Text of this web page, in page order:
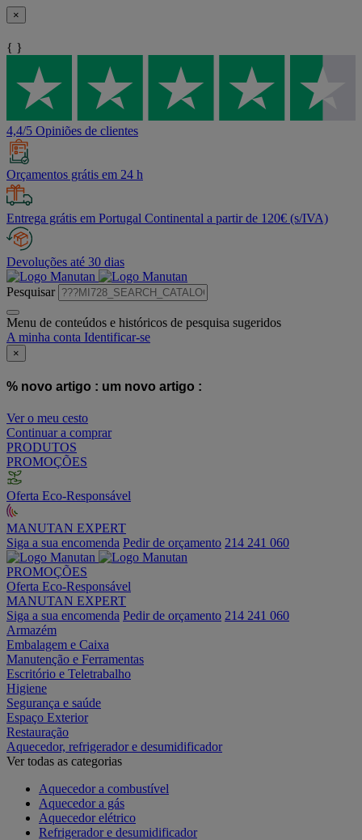
×
{ }
4,4/5 Opiniões de clientes
Orçamentos grátis em 24 h
Entrega grátis em Portugal Continental a partir de 120€ (s/IVA)
Devoluções até 30 dias
Pesquisar
Menu de conteúdos e históricos de pesquisa sugeridos
A minha conta Identificar-se
×
% novo artigo : um novo artigo :
Ver o meu cesto
Continuar a comprar
PRODUTOS
PROMOÇÕES
Oferta Eco-Responsável
MANUTAN EXPERT
Siga a sua encomenda Pedir de orçamento 214 241 060
PROMOÇÕES
Oferta Eco-Responsável
MANUTAN EXPERT
Siga a sua encomenda Pedir de orçamento 214 241 060
Armazém
Embalagem e Caixa
Manutenção e Ferramentas
Escritório e Teletrabalho
Higiene
Segurança e saúde
Espaço Exterior
Restauração
Aquecedor, refrigerador e desumidificador
Ver todas as categorias
Aquecedor a combustível
Aquecedor a gás
Aquecedor elétrico
Refrigerador e desumidificador